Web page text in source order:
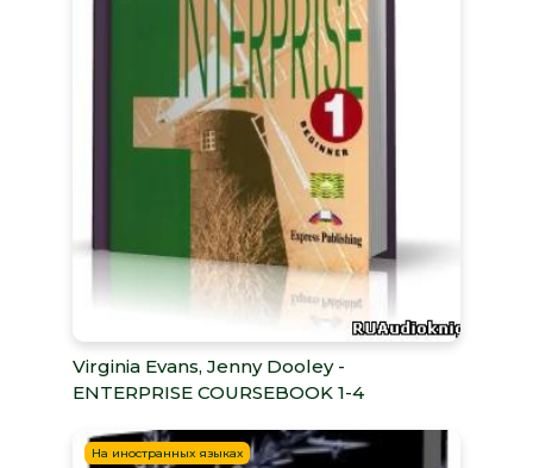
Virginia Evans, Jenny Dooley -
ENTERPRISE COURSEBOOK 1-4
На иностранных языках